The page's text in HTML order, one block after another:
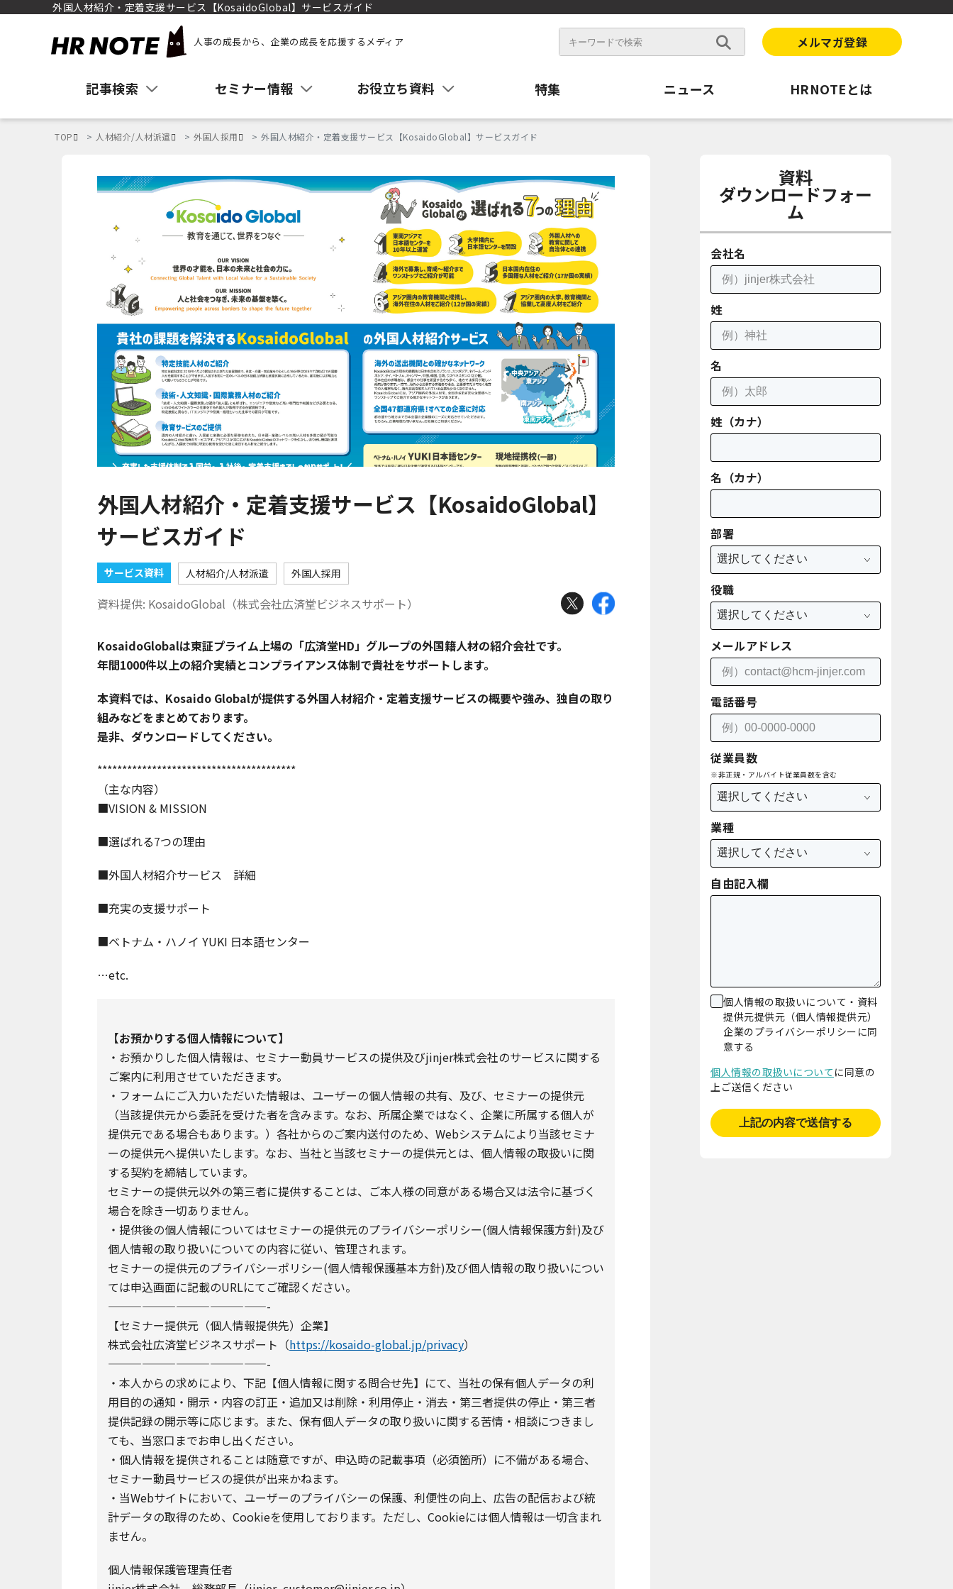
外国人材紹介・定着支援サービス【KosaidoGlobal】サービスガイド
人事の成長から、企業の成長を応援するメディア メルマガ登録
記事検索 セミナー情報 お役立ち資料 特集 ニュース HRNOTEとは
TOP 人材紹介/人材派遣 外国人採用 外国人材紹介・定着支援サービス【KosaidoGlobal】サービスガイド
外国人材紹介・定着支援サービス【KosaidoGlobal】
サービスガイド
サービス資料 人材紹介/人材派遣 外国人採用
資料提供: KosaidoGlobal（株式会社広済堂ビジネスサポート）
KosaidoGlobalは東証プライム上場の「広済堂HD」グループの外国籍人材の紹介会社です。
年間1000件以上の紹介実績とコンプライアンス体制で貴社をサポートします。
本資料では、Kosaido Globalが提供する外国人材紹介・定着支援サービスの概要や強み、独自の取り
組みなどをまとめております。
是非、ダウンロードしてください。
****************************************
（主な内容）
■VISION & MISSION
■選ばれる7つの理由
■外国人材紹介サービス 詳細
■充実の支援サポート
■ベトナム・ハノイ YUKI 日本語センター
…etc.
【お預かりする個人情報について】
・お預かりした個人情報は、セミナー動員サービスの提供及びjinjer株式会社のサービスに関する
ご案内に利用させていただきます。
・フォームにご入力いただいた情報は、ユーザーの個人情報の共有、及び、セミナーの提供元
（当該提供元から委託を受けた者を含みます。なお、所属企業ではなく、企業に所属する個人が
提供元である場合もあります。）各社からのご案内送付のため、Webシステムにより当該セミナ
ーの提供元へ提供いたします。なお、当社と当該セミナーの提供元とは、個人情報の取扱いに関
する契約を締結しています。
セミナーの提供元以外の第三者に提供することは、ご本人様の同意がある場合又は法令に基づく
場合を除き一切ありません。
・提供後の個人情報についてはセミナーの提供元のプライバシーポリシー(個人情報保護方針)及び
個人情報の取り扱いについての内容に従い、管理されます。
セミナーの提供元のプライバシーポリシー(個人情報保護基本方針)及び個人情報の取り扱いについ
ては申込画面に記載のURLにてご確認ください。
——————————————-
【セミナー提供元（個人情報提供先）企業】
株式会社広済堂ビジネスサポート（https://kosaido-global.jp/privacy）
——————————————-
・本人からの求めにより、下記【個人情報に関する問合せ先】にて、当社の保有個人データの利
用目的の通知・開示・内容の訂正・追加又は削除・利用停止・消去・第三者提供の停止・第三者
提供記録の開示等に応じます。また、保有個人データの取り扱いに関する苦情・相談につきまし
ても、当窓口までお申し出ください。
・個人情報を提供されることは随意ですが、申込時の記載事項（必須箇所）に不備がある場合、
セミナー動員サービスの提供が出来かねます。
・当Webサイトにおいて、ユーザーのプライバシーの保護、利便性の向上、広告の配信および統
計データの取得のため、Cookieを使用しております。ただし、Cookieには個人情報は一切含まれ
ません。
個人情報保護管理責任者
資料
ダウンロードフォー
ム
会社名
姓
名
姓（カナ）
名（カナ）
部署
役職
メールアドレス
電話番号
従業員数
※非正規・アルバイト従業員数を含む
業種
自由記入欄
個人情報の取扱いについて・資料
提供元提供元（個人情報提供元）
企業のプライバシーポリシーに同
意する
個人情報の取扱いについて に同意の
上ご送信ください